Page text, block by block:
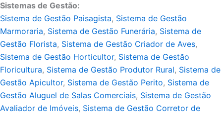
Sistemas de Gestão:
Sistema de Gestão Paisagista, Sistema de Gestão
Marmoraria, Sistema de Gestão Funerária, Sistema de
Gestão Florista, Sistema de Gestão Criador de Aves,
Sistema de Gestão Horticultor, Sistema de Gestão
Floricultura, Sistema de Gestão Produtor Rural, Sistema de
Gestão Apicultor, Sistema de Gestão Perito, Sistema de
Gestão Aluguel de Salas Comerciais, Sistema de Gestão
Avaliador de Imóveis, Sistema de Gestão Corretor de